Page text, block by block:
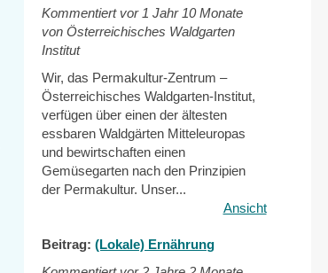
Kommentiert vor 1 Jahr 10 Monate
von Österreichisches Waldgarten
Institut
Wir, das Permakultur-Zentrum –
Österreichisches Waldgarten-Institut,
verfügen über einen der ältesten
essbaren Waldgärten Mitteleuropas
und bewirtschaften einen
Gemüsegarten nach den Prinzipien
der Permakultur. Unser...
Ansicht
Beitrag:(Lokale) Ernährung